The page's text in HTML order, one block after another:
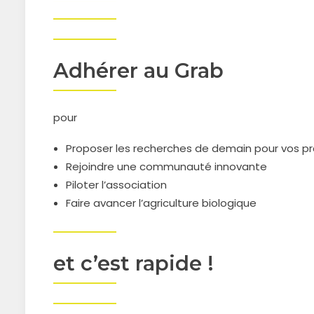
Adhérer au Grab
pour
Proposer les recherches de demain pour vos
Rejoindre une communauté innovante
Piloter l’association
Faire avancer l’agriculture biologique
et c’est rapide !